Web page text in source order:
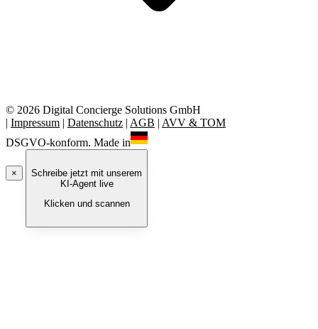
© 2026 Digital Concierge Solutions GmbH
| Impressum | Datenschutz | AGB | AVV & TOM
DSGVO-konform. Made in
×
Schreibe jetzt mit unserem
KI-Agent live
Klicken und scannen